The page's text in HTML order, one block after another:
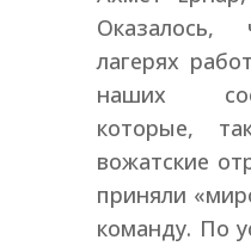
лагерях
наших
которые,
вожатские
приняли
команду. По